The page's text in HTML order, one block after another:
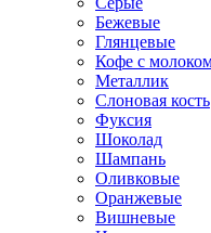
Бежевые
Глянцевые
Кофе с
Металлик
Слоновая кость
Фуксия
Шоколад
Шампань
Оливковые
Оранжевые
Вишневые